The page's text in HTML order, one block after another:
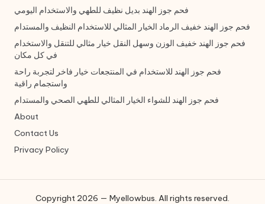
فحم جوز الهند بديل نظيف للطهي والاستخدام اليومي
فحم جوز الهند خفيف الرماد الخيار المثالي للاستخدام النظيف والمستدام
فحم جوز الهند خفيف الوزن وسهل النقل خيار مثالي للتنقل والاستخدام
في كل مكان
فحم جوز الهند للاستخدام في المنتجعات خيار فاخر لتجربة راحة
واستجمام راقية
فحم جوز الهند للشواء الخيار المثالي للطهي الصحي والمستدام
About
Contact Us
Privacy Policy
Copyright 2026 — Myellowbus. All rights reserved.